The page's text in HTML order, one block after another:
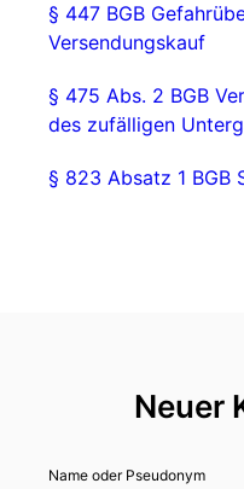
§ 447 BGB
Versendungskauf
§ 475 Abs. 2 BGB
des zufälligen
§ 823 Absatz 1 BGB
Neuer
Name oder Pseudonym